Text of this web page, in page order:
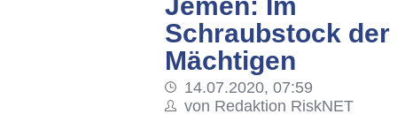
Schraubstock der
Mächtigen
14.07.2020, 07:59
von Redaktion RiskNET